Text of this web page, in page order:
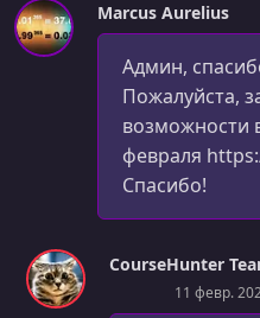
Marcus Aurelius
Админ,
Пожалуйста,
возможности
февраля
Спасибо!
CourseHunter
11 февр.